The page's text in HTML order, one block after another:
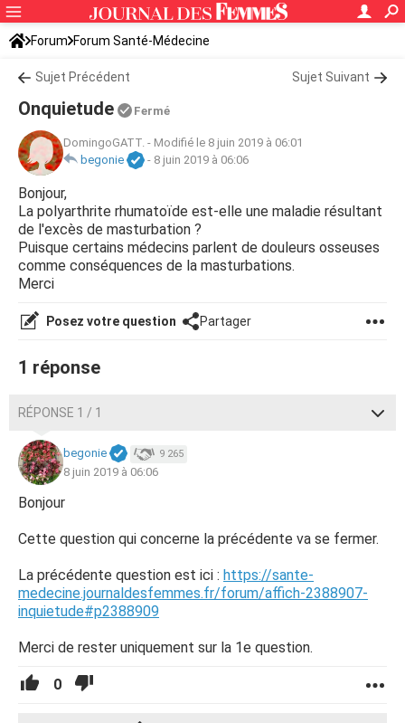
Forum Forum Santé-Médecine
Symptômes et maladies courantes
Sujet Précédent Sujet Suivant
Onquietude Fermé
DomingoGATT. - Modifié le 8 juin 2019 à 06:01
begonie
- 8 juin 2019 à 06:06
Bonjour,
La polyarthrite rhumatoïde est-elle une maladie résultant
de l'excès de masturbation ?
Puisque certains médecins parlent de douleurs osseuses
comme conséquences de la masturbations.
Merci
Posez votre question Partager
1 réponse
RÉPONSE 1 / 1
begonie 9 265
8 juin 2019 à 06:06
Bonjour
Cette question qui concerne la précédente va se fermer.
La précédente question est ici : https://sante-
medecine.journaldesfemmes.fr/forum/affich-2388907-
inquietude#p2388909
Merci de rester uniquement sur la 1e question.
0